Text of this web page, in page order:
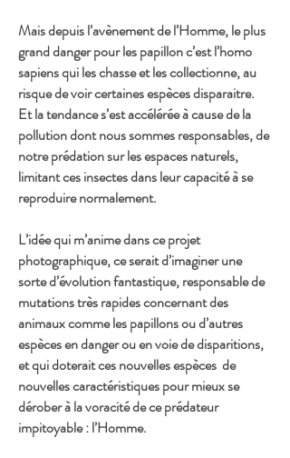
Mais depuis l’avènement de l’Homme, le plus
grand danger pour les papillon c’est l’homo
sapiens qui les chasse et les collectionne, au
risque de voir certaines espèces disparaitre.
Et la tendance s’est accélérée à cause de la
pollution dont nous sommes responsables, de
notre prédation sur les espaces naturels,
limitant ces insectes dans leur capacité à se
reproduire normalement.
L’idée qui m’anime dans ce projet
photographique, ce serait d’imaginer une
sorte d’évolution fantastique, responsable de
mutations très rapides concernant des
animaux comme les papillons ou d’autres
espèces en danger ou en voie de disparitions,
et qui doterait ces nouvelles espèces de
nouvelles caractéristiques pour mieux se
dérober à la voracité de ce prédateur
impitoyable : l’Homme.